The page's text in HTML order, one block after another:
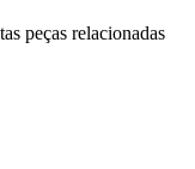
peças relacionadas